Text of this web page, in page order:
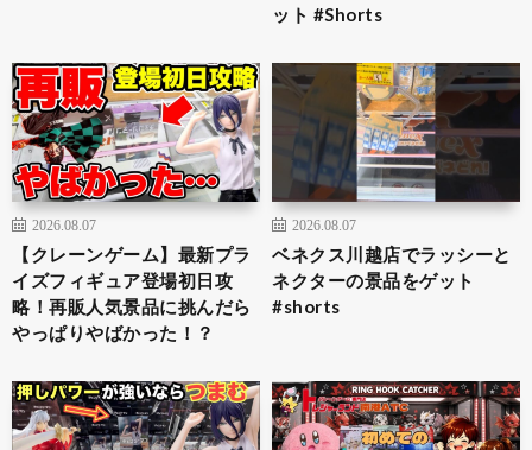
ット #Shorts
2026.08.07
【クレーンゲーム】最新プラ
イズフィギュア登場初日攻
略！再販人気景品に挑んだら
やっぱりやばかった！？
2026.08.07
ベネクス川越店でラッシーと
ネクターの景品をゲット
#shorts